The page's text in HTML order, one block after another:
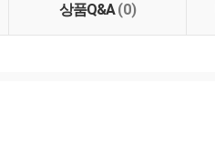
상품Q&A(0)